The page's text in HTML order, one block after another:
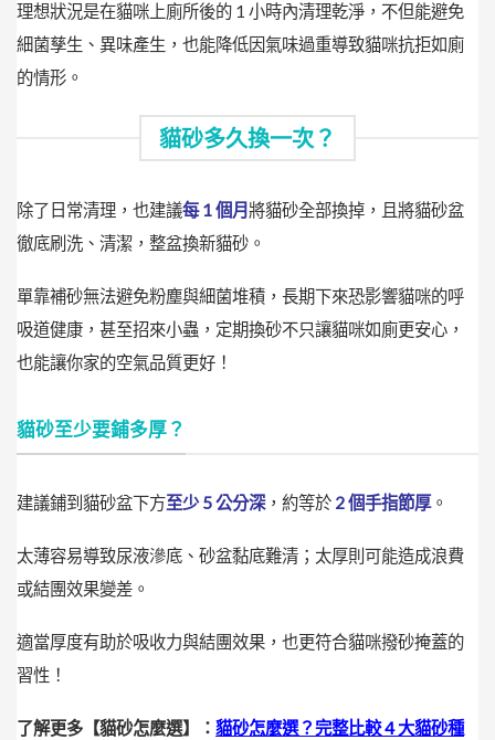
理想狀況是在貓咪上廁所後的 1 小時內清理乾淨，不但能避免
細菌孳生、異味產生，也能降低因氣味過重導致貓咪抗拒如廁
的情形。
貓砂多久換一次？
除了日常清理，也建議每 1 個月將貓砂全部換掉，且將貓砂盆
徹底刷洗、清潔，整盆換新貓砂。
單靠補砂無法避免粉塵與細菌堆積，長期下來恐影響貓咪的呼
吸道健康，甚至招來小蟲，定期換砂不只讓貓咪如廁更安心，
也能讓你家的空氣品質更好！
貓砂至少要鋪多厚？
建議鋪到貓砂盆下方至少 5 公分深，約等於 2 個手指節厚。
太薄容易導致尿液滲底、砂盆黏底難清；太厚則可能造成浪費
或結團效果變差。
適當厚度有助於吸收力與結團效果，也更符合貓咪撥砂掩蓋的
習性！
了解更多【貓砂怎麼選】： 貓砂怎麼選？完整比較 4 大貓砂種